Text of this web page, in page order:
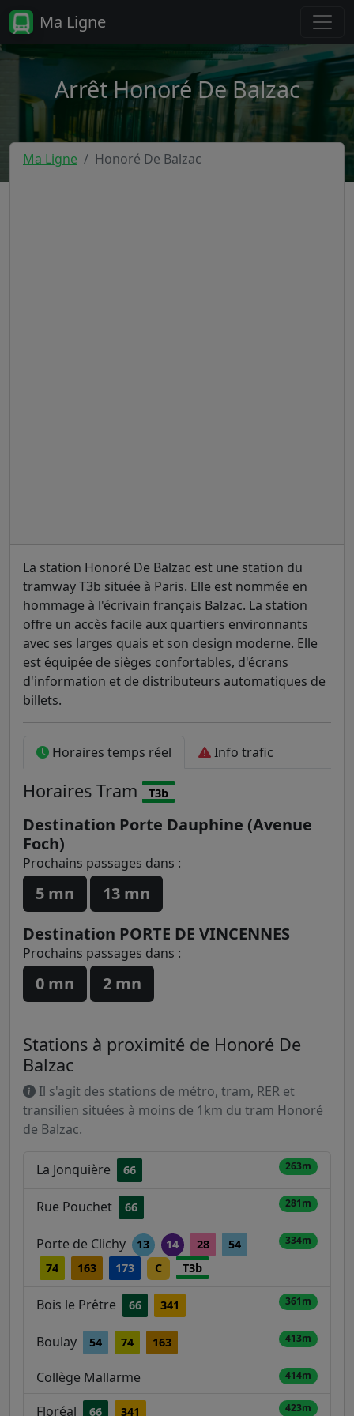
Ma Ligne
Arrêt Honoré De Balzac
Ma Ligne Honoré De Balzac
La station Honoré De Balzac est une station du
tramway T3b située à Paris. Elle est nommée en
hommage à l'écrivain français Balzac. La station
offre un accès facile aux quartiers environnants
avec ses larges quais et son design moderne. Elle
est équipée de sièges confortables, d'écrans
d'information et de distributeurs automatiques de
billets.
Horaires temps réel Info trafic
Horaires Tram T3b
Destination Porte Dauphine (Avenue
Foch)
Prochains passages dans :
5 mn
13 mn
Destination PORTE DE VINCENNES
Prochains passages dans :
0 mn 2 mn
Stations à proximité de Honoré De
Balzac
Il s'agit des stations de métro, tram, RER et
transilien situées à moins de 1km du tram Honoré
de Balzac.
La Jonquière 66 263m
Rue Pouchet 66 281m
Porte de Clichy 13 14 28
54
74
163 173 C T3b
334m
Bois le Prêtre 66 341 361m
Boulay 54 74 163 413m
Collège Mallarme 414m
Floréal 66 341 423m